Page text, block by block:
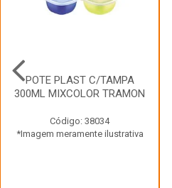
POTE PLAST C/TAMPA
300ML MIXCOLOR TRAMON
Código: 38034
*Imagem meramente ilustrativa